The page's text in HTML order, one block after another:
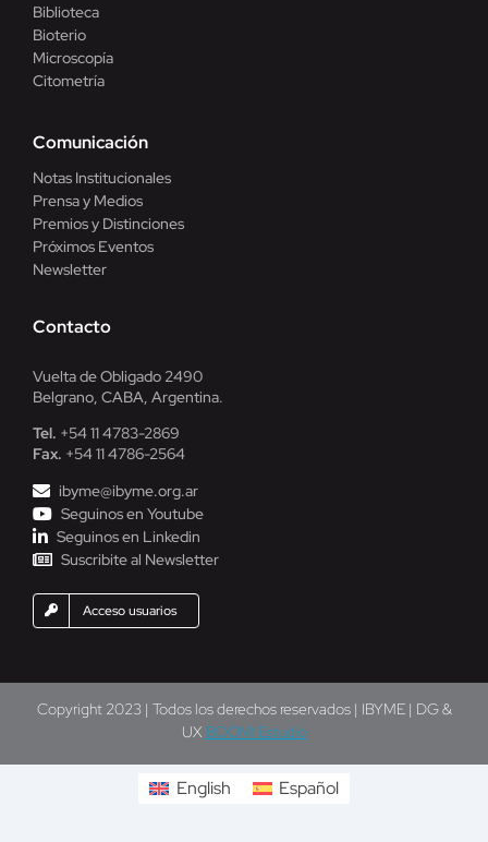
Biblioteca
Bioterio
Microscopía
Citometría
Comunicación
Notas Institucionales
Prensa y Medios
Premios y Distinciones
Próximos Eventos
Newsletter
Contacto
Vuelta de Obligado 2490
Belgrano, CABA, Argentina.
Tel. +54 11 4783-2869
Fax. +54 11 4786-2564
ibyme@ibyme.org.ar
Seguinos en Youtube
Seguinos en Linkedin
Suscribite al Newsletter
Acceso usuarios
Copyright 2023 | Todos los derechos reservados | IBYME | DG &
UX BOOM! Estudio
English Español